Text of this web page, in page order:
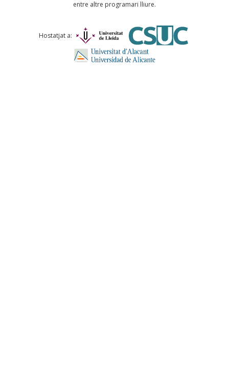
Comentari *
entre altre programari lliure.
Hostatjat a: